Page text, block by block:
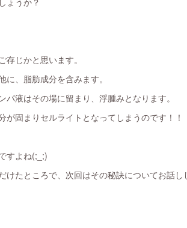
じかと思います。
、脂肪成分を含みます。
液はその場に留まり、浮腫みとなります。
固まりセルライトとなってしまうのです！！
すよね(;_;)
たところで、次回はその秘訣についてお話し